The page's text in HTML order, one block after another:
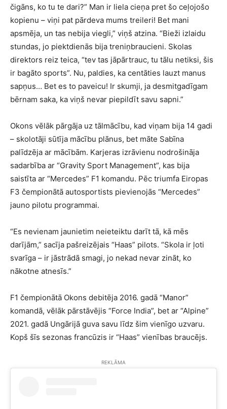
čigāns, ko tu te dari?” Man ir liela cieņa pret šo ceļojošo
kopienu – viņi pat pārdeva mums treileri! Bet mani
apsmēja, un tas nebija viegli,” viņš atzina. “Bieži izlaidu
stundas, jo piektdienās bija treniņbraucieni. Skolas
direktors reiz teica, “tev tas jāpārtrauc, tu tālu netiksi, šis
ir bagāto sports”. Nu, paldies, ka centāties lauzt manus
sapņus… Bet es to paveicu! Ir skumji, ja desmitgadīgam
bērnam saka, ka viņš nevar piepildīt savu sapni.”
Okons vēlāk pārgāja uz tālmācību, kad viņam bija 14 gadi
– skolotāji sūtīja mācību plānus, bet māte Sabīna
palīdzēja ar mācībām. Karjeras izrāvienu nodrošināja
sadarbība ar “Gravity Sport Management”, kas bija
saistīta ar “Mercedes” F1 komandu. Pēc triumfa Eiropas
F3 čempionātā autosportists pievienojās “Mercedes”
jauno pilotu programmai.
“Es nevienam jaunietim neieteiktu darīt tā, kā mēs
darījām,” sacīja pašreizējais “Haas” pilots. “Skola ir ļoti
svarīga – ir jāstrādā smagi, jo nekad nevar zināt, ko
nākotne atnesīs.”
F1 čempionātā Okons debitēja 2016. gadā “Manor”
komandā, vēlāk pārstāvējis “Force India”, bet ar “Alpine”
2021. gadā Ungārijā guva savu līdz šim vienīgo uzvaru.
Kopš šīs sezonas francūzis ir “Haas” vienības braucējs.
REKLĀMA